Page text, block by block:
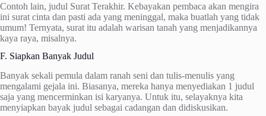
Contoh lain, judul Surat Terakhir. Kebayakan pembaca akan mengira
ini surat cinta dan pasti ada yang meninggal, maka buatlah yang tidak
umum! Ternyata, surat itu adalah warisan tanah yang menjadikannya
kaya raya, misalnya.
F. Siapkan Banyak Judul
Banyak sekali pemula dalam ranah seni dan tulis-menulis yang
mengalami gejala ini. Biasanya, mereka hanya menyediakan 1 judul
saja yang mencerminkan isi karyanya. Untuk itu, selayaknya kita
menyiapkan bayak judul sebagai cadangan dan didiskusikan.